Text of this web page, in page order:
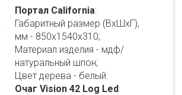
Портал California:
Габаритный размер (ВхШхГ),
мм - 850х1540х310;
Материал изделия - мдф/
натуральный шпон;
Цвет дерева - белый.
Очаг Vision 42 Log Led: